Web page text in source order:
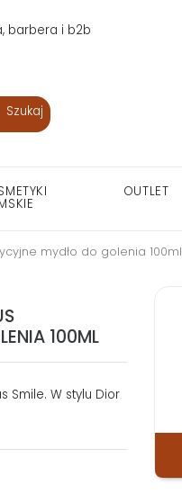
barbera i b2b
Szukaj
OUTLET
mydło do golenia 100ml
100ML
Smile. W stylu Dior